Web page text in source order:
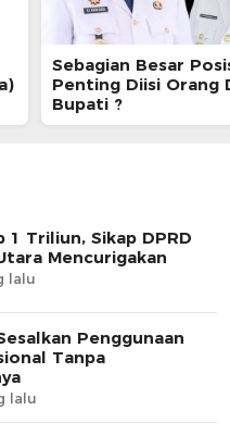
Sebagian Besar
Penting Diisi Orang
Bupati ?
1 Triliun, Sikap DPRD
Mencurigakan
lalu
Penggunaan
Tanpa
lalu